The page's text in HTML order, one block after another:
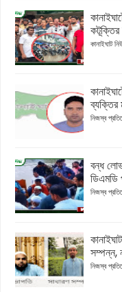
কানাইঘাট
নিজস্ব
বন্ধ
ডিএমডি
নিজস্ব
সম্পন্ন,
নিজস্ব